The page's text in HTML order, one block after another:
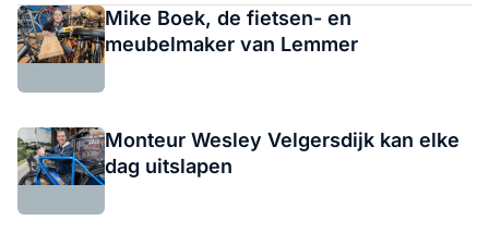
Mike Boek, de fietsen- en
meubelmaker van Lemmer
Monteur Wesley Velgersdijk kan elke
dag uitslapen